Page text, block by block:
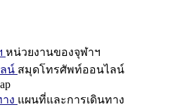
หน่วยงานของจุฬาฯ
น์ สมุดโทรศัพท์ออนไลน์
ง แผนที่และการเดินทาง